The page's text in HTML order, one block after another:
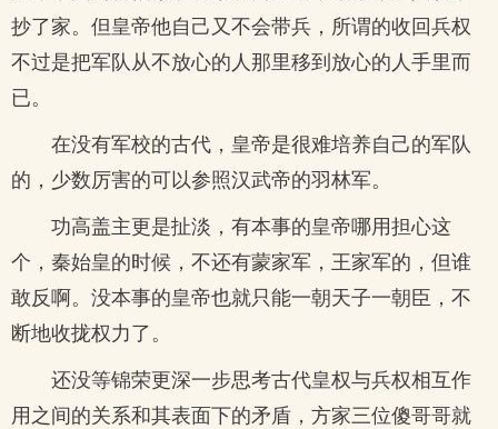
抄了家。但皇帝他自己又不会带兵，所谓的收回兵权
不过是把军队从不放心的人那里移到放心的人手里而
已。
在没有军校的古代，皇帝是很难培养自己的军队
的，少数厉害的可以参照汉武帝的羽林军。
功高盖主更是扯淡，有本事的皇帝哪用担心这
个，秦始皇的时候，不还有蒙家军，王家军的，但谁
敢反啊。没本事的皇帝也就只能一朝天子一朝臣，不
断地收拢权力了。
还没等锦荣更深一步思考古代皇权与兵权相互作
用之间的关系和其表面下的矛盾，方家三位傻哥哥就